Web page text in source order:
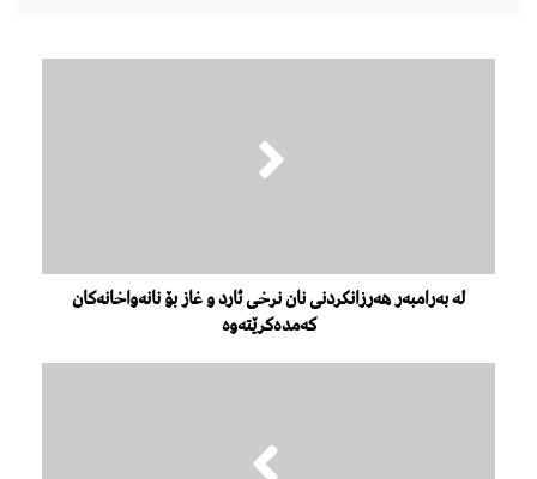
لە بەرامبەر هەرزانكردنی نان نرخی ئارد و غاز بۆ نانەواخانەكان
كەمدەكرێتەوە